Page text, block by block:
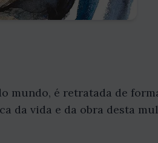
mundo, é retratada de
da vida e da obra desta